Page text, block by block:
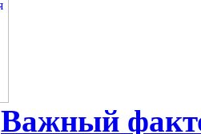
Важный